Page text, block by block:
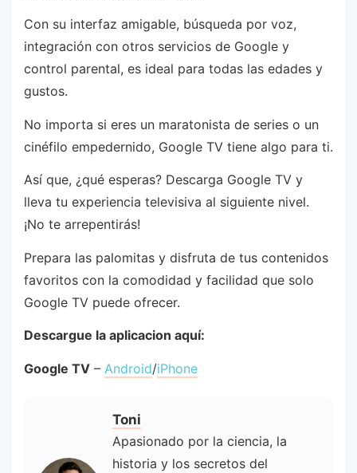
Con su interfaz amigable, búsqueda por voz,
integración con otros servicios de Google y
control parental, es ideal para todas las edades y
gustos.
No importa si eres un maratonista de series o un
cinéfilo empedernido, Google TV tiene algo para ti.
Así que, ¿qué esperas? Descarga Google TV y
lleva tu experiencia televisiva al siguiente nivel.
¡No te arrepentirás!
Prepara las palomitas y disfruta de tus contenidos
favoritos con la comodidad y facilidad que solo
Google TV puede ofrecer.
Descargue la aplicacion aquí:
Google TV – Android/iPhone
Toni
Apasionado por la ciencia, la
historia y los secretos del